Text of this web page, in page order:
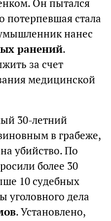
Он пытался
потерпевшая стала
нанес
ранений.
за счет
медицинской
30-летний
в грабеже,
убийство. По
более 30
10 судебных
уголовного дела
. Установлено,